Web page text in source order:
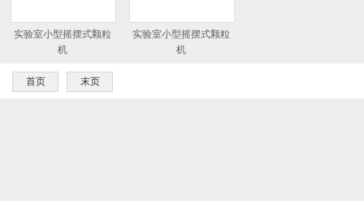
实验室小型摇摆式颗粒
机
实验室小型摇摆式颗粒
机
首页 末页